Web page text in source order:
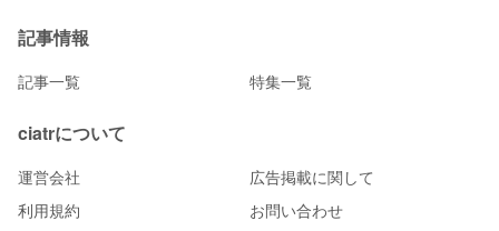
記事情報
記事一覧 特集一覧
ciatrについて
運営会社
広告掲載に関して
利用規約
お問い合わせ